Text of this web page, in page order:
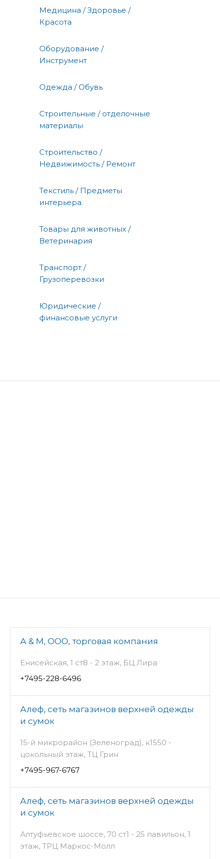
Медицина / Здоровье /
Красота
Оборудование /
Инструмент
Одежда / Обувь
Строительные / отделочные
материалы
Строительство /
Недвижимость / Ремонт
Текстиль / Предметы
интерьера
Товары для животных /
Ветеринария
Транспорт /
Грузоперевозки
Юридические /
финансовые услуги
А & М, ООО, торговая компания
Енисейская, 1 ст8 - 2 этаж, БЦ Лира
+7495-228-6496
Алеф, сеть магазинов верхней одежды
и сумок
15-й микрорайон (Зеленоград), к1550 -
цокольный этаж, ТЦ Грин
+7495-967-6767
Алеф, сеть магазинов верхней одежды
и сумок
Алтуфьевское шоссе, 70 ст1 - 25 павильон, 1
этаж, ТРЦ Маркос-Молл